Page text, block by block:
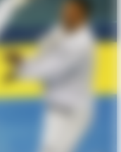
wszystkich